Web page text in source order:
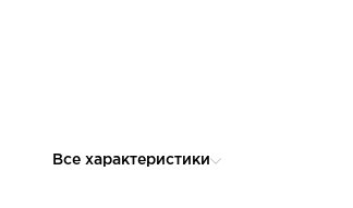
Все характеристики